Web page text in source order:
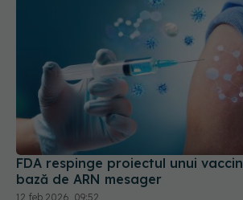
FDA respinge proiectul unui
bază de ARN mesager
12 feb 2026, 09:52